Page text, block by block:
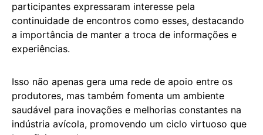
participantes expressaram interesse pela
continuidade de encontros como esses, destacando
a importância de manter a troca de informações e
experiências.
Isso não apenas gera uma rede de apoio entre os
produtores, mas também fomenta um ambiente
saudável para inovações e melhorias constantes na
indústria avícola, promovendo um ciclo virtuoso que